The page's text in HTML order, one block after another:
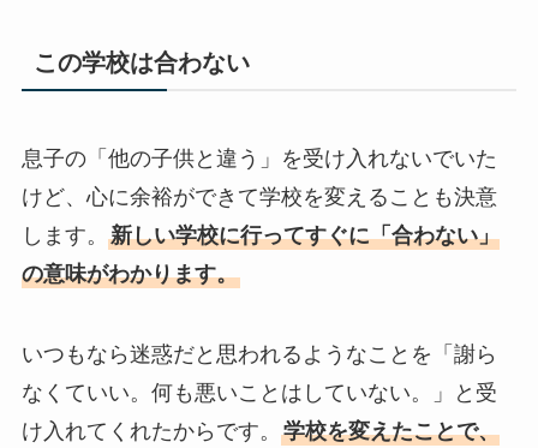
この学校は合わない
息子の「他の子供と違う」を受け入れないでいた
けど、心に余裕ができて学校を変えることも決意
します。 新しい学校に行ってすぐに「合わない」
の意味がわかります。
いつもなら迷惑だと思われるようなことを「謝ら
なくていい。何も悪いことはしていない。」と受
け入れてくれたからです。 学校を変えたことで、